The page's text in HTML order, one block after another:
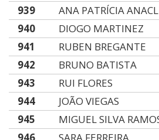
939
ANA PATRÍCIA
940
DIOGO MARTINEZ
941
RUBEN BREGANTE
942
BRUNO BATISTA
943
RUI FLORES
944
JOÃO VIEGAS
945
MIGUEL SILVA